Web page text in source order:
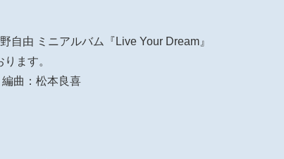
自由 ミニアルバム『Live Your Dream』
ます。
曲：松本良喜